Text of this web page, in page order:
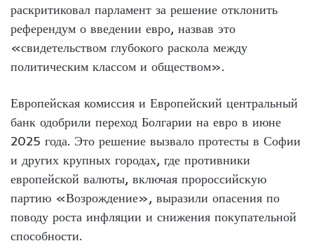
раскритиковал парламент за решение отклонить
референдум о введении евро, назвав это
«свидетельством глубокого раскола между
политическим классом и обществом».
Европейская комиссия и Европейский центральный
банк одобрили переход Болгарии на евро в июне
2025 года. Это решение вызвало протесты в Софии
и других крупных городах, где противники
европейской валюты, включая пророссийскую
партию «Возрождение», выразили опасения по
поводу роста инфляции и снижения покупательной
способности.